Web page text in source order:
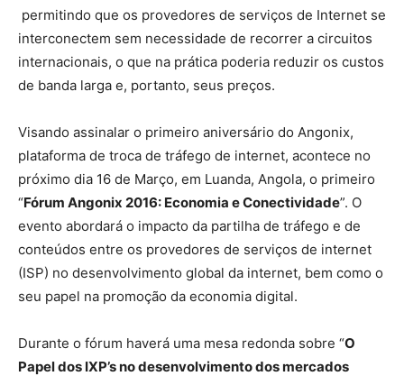
permitindo que os provedores de serviços de Internet se
interconectem sem necessidade de recorrer a circuitos
internacionais, o que na prática poderia reduzir os custos
de banda larga e, portanto, seus preços.
Visando assinalar o primeiro aniversário do Angonix,
plataforma de troca de tráfego de internet, acontece no
próximo dia 16 de Março, em Luanda, Angola, o primeiro
“Fórum Angonix 2016: Economia e Conectividade”. O
evento abordará o impacto da partilha de tráfego e de
conteúdos entre os provedores de serviços de internet
(ISP) no desenvolvimento global da internet, bem como o
seu papel na promoção da economia digital.
Durante o fórum haverá uma mesa redonda sobre “O
Papel dos IXP’s no desenvolvimento dos mercados